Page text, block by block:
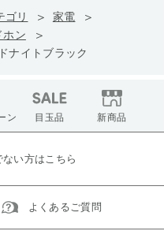
ゴリ
家電
ホン
ナイトブラック
ン 目玉品 新商品
い方はこちら
よくあるご質問